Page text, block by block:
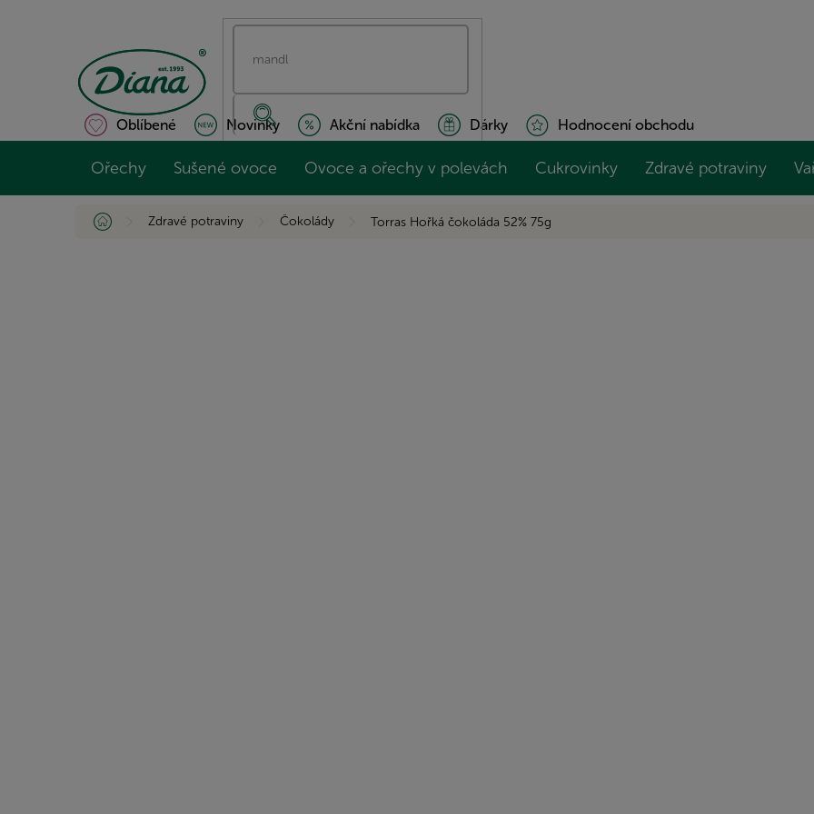
Oblíbené Novinky Akční nabídka Dárky Hodnocení obchodu
Ořechy Sušené ovoce Ovoce a ořechy v polevách Cukrovinky Zdravé potraviny
Domů Zdravé potraviny Čokolády Torras Hořká čokoláda 52% 75g